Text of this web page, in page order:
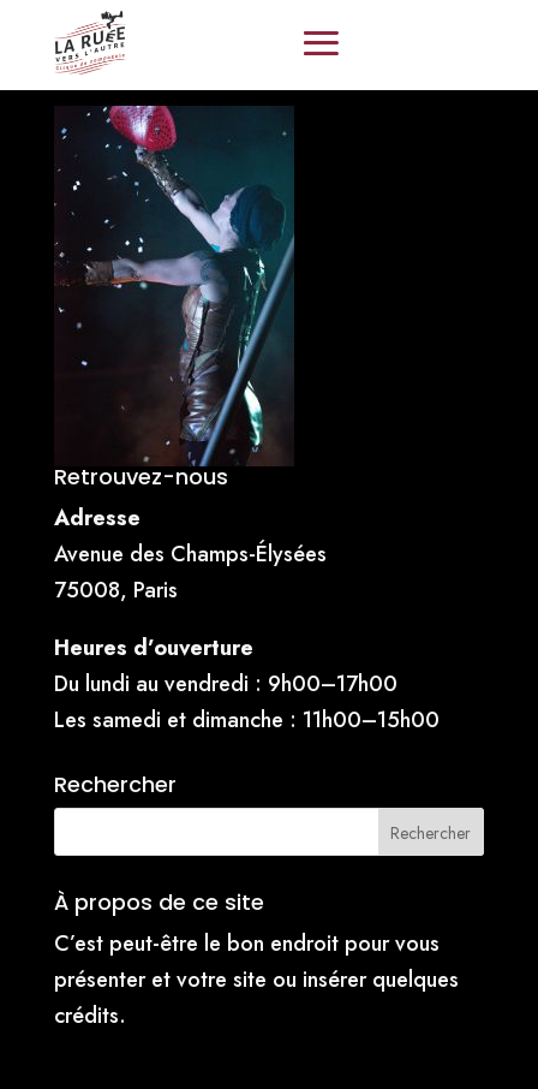
Retrouvez-nous
Adresse
Avenue des Champs-Élysées
75008, Paris
Heures d’ouverture
Du lundi au vendredi : 9h00–17h00
Les samedi et dimanche : 11h00–15h00
Rechercher
À propos de ce site
C’est peut-être le bon endroit pour vous
présenter et votre site ou insérer quelques
crédits.